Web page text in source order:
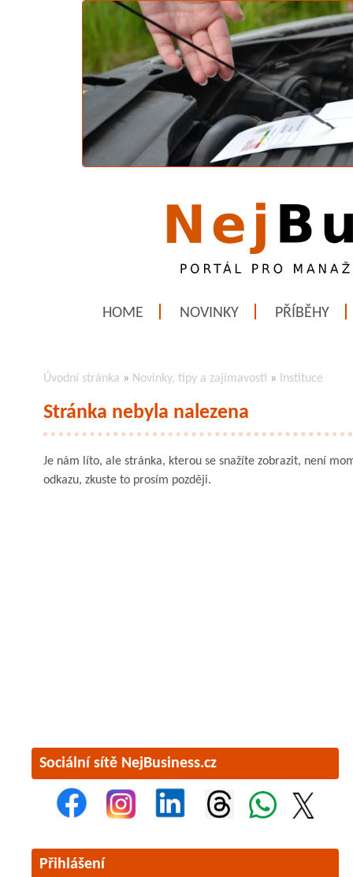
HOME NOVINKY PŘÍBĚHY
Úvodní stránka » Novinky, tipy a zajímavosti » Instituce
Stránka nebyla nalezena
Je nám líto, ale stránka, kterou se snažíte zobrazit, není
odkazu, zkuste to prosím později.
Sociální sítě NejBusiness.cz
Přihlášení